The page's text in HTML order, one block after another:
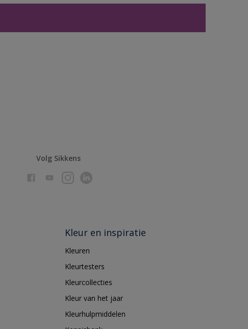
Volg Sikkens
Kleur en inspiratie
Kleuren
Kleurtesters
Kleurcollecties
Kleur van het jaar
Kleurhulpmiddelen